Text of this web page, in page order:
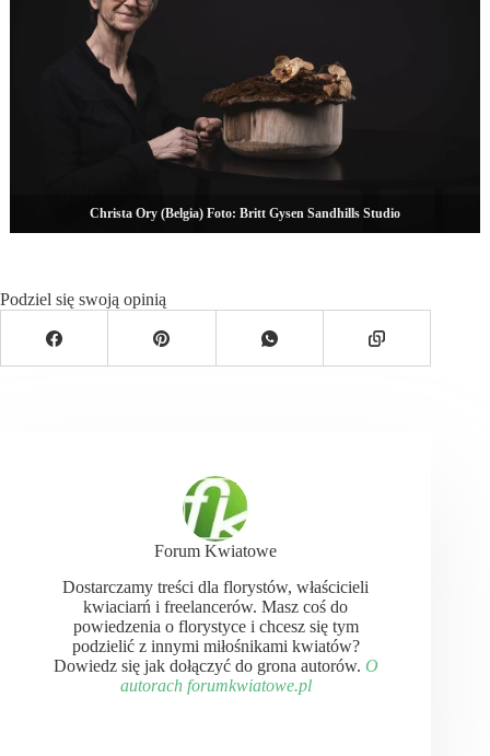
Christa Ory (Belgia) Foto: Britt Gysen Sandhills Studio
Podziel się swoją opinią
Forum Kwiatowe
Dostarczamy treści dla florystów, właścicieli
kwiaciarń i freelancerów. Masz coś do
powiedzenia o florystyce i chcesz się tym
podzielić z innymi miłośnikami kwiatów?
Dowiedz się jak dołączyć do grona autorów. O
autorach forumkwiatowe.pl